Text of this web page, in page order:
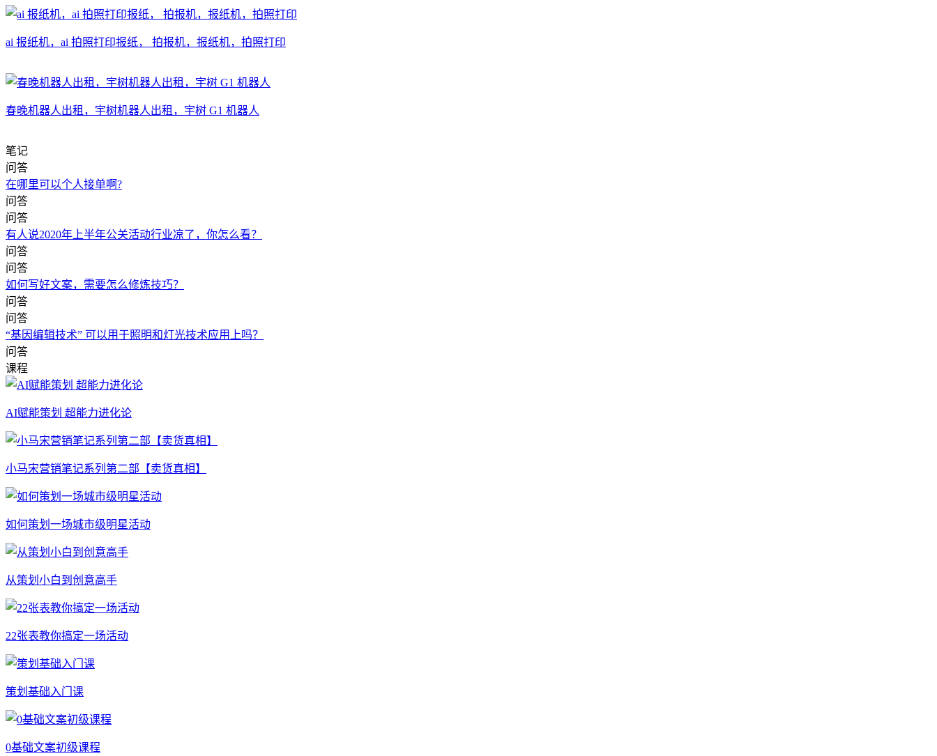
ai 报纸机，ai 拍照打印报纸， 拍报机，报纸机，拍照打印
春晚机器人出租，宇树机器人出租，宇树 G1 机器人
笔记
问答
在哪里可以个人接单啊?
问答
问答
有人说2020年上半年公关活动行业凉了，你怎么看？
问答
问答
如何写好文案，需要怎么修炼技巧？
问答
问答
“基因编辑技术” 可以用于照明和灯光技术应用上吗？
问答
课程
AI赋能策划 超能力进化论
小马宋营销笔记系列第二部【卖货真相】
如何策划一场城市级明星活动
从策划小白到创意高手
22张表教你搞定一场活动
策划基础入门课
0基础文案初级课程